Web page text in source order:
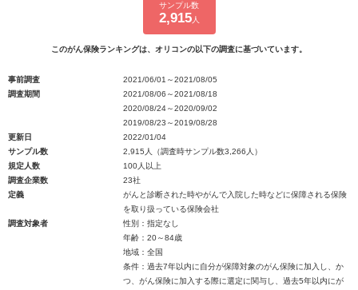
サンプル数
2,915人
このがん保険ランキングは、オリコンの以下の調査に基づいています。
事前調査
2021/06/01～2021/08/05
調査期間
2021/08/06～2021/08/18
2020/08/24～2020/09/02
2019/08/23～2019/08/28
更新日
2022/01/04
サンプル数
2,915人（調査時サンプル数3,266人）
規定人数
100人以上
調査企業数
23社
定義
がんと診断された時やがんで入院した時などに保障される保険
を取り扱っている保険会社
調査対象者
性別：指定なし
年齢：20～84歳
地域：全国
条件：過去7年以内に自分が保障対象のがん保険に加入し、か
つ、がん保険に加入する際に選定に関与し、過去5年以内にが